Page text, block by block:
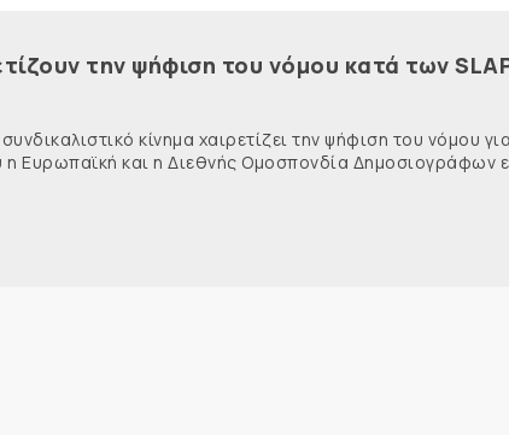
την ψήφιση του νόμου κατά των
κίνημα χαιρετίζει την ψήφιση του νόμου
η Ευρωπαϊκή και η Διεθνής Ομοσπονδία Δημοσιογράφων